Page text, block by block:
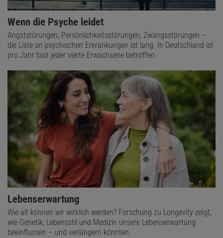
Wenn die Psyche leidet
Angststörungen, Persönlichkeitsstörungen, Zwangsstörungen –
die Liste an psychischen Erkrankungen ist lang. In Deutschland ist
pro Jahr fast jeder vierte Erwachsene betroffen.
Lebenserwartung
Wie alt können wir wirklich werden? Forschung zu Longevity zeigt,
wie Genetik, Lebensstil und Medizin unsere Lebenserwartung
beeinflussen – und verlängern könnten.